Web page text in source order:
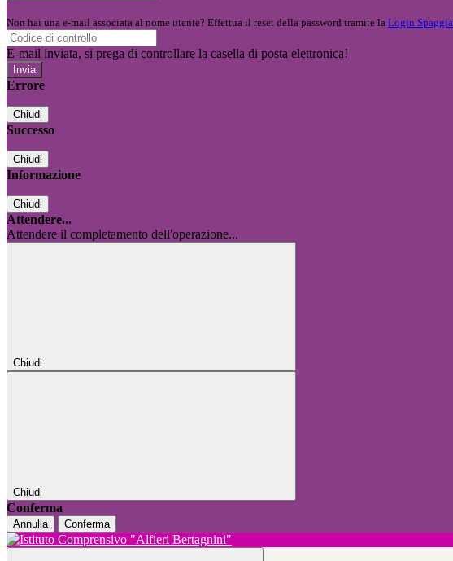
Non hai una e-mail associata al nome utente? Effettua il reset della password tramite la Login
E-mail inviata, si prega di controllare la casella di posta elettronica!
Errore
Chiudi
Successo
Chiudi
Informazione
Chiudi
Attendere...
Attendere il completamento dell'operazione...
Chiudi
Chiudi
Conferma
Annulla Conferma